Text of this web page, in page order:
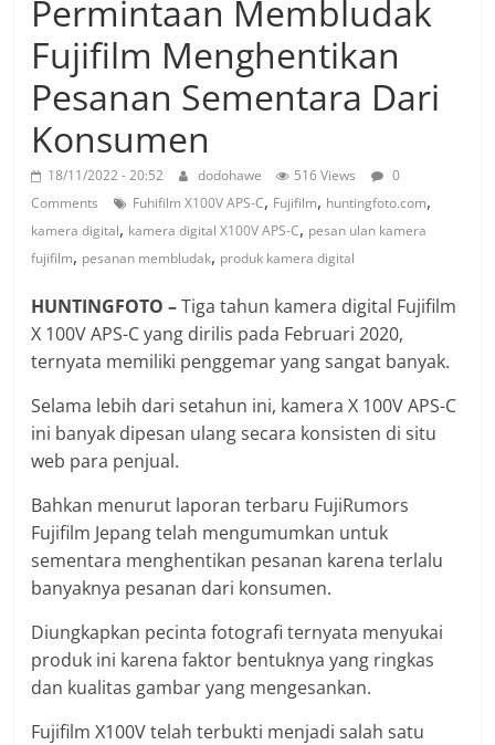
Permintaan Membludak
Fujifilm Menghentikan
Pesanan Sementara Dari
Konsumen
18/11/2022 - 20:52 dodohawe 516 Views
0
Comments
Fuhifilm X100V APS-C, Fujifilm, huntingfoto.com,
kamera digital, kamera digital X100V APS-C, pesan ulan kamera
fujifilm, pesanan membludak, produk kamera digital
HUNTINGFOTO –Tiga tahun kamera digital Fujifilm
X 100V APS-C yang dirilis pada Februari 2020,
ternyata memiliki penggemar yang sangat banyak.
Selama lebih dari setahun ini, kamera X 100V APS-C
ini banyak dipesan ulang secara konsisten di situ
web para penjual.
Bahkan menurut laporan terbaru FujiRumors
Fujifilm Jepang telah mengumumkan untuk
sementara menghentikan pesanan karena terlalu
banyaknya pesanan dari konsumen.
Diungkapkan pecinta fotografi ternyata menyukai
produk ini karena faktor bentuknya yang ringkas
dan kualitas gambar yang mengesankan.
Fujifilm X100V telah terbukti menjadi salah satu